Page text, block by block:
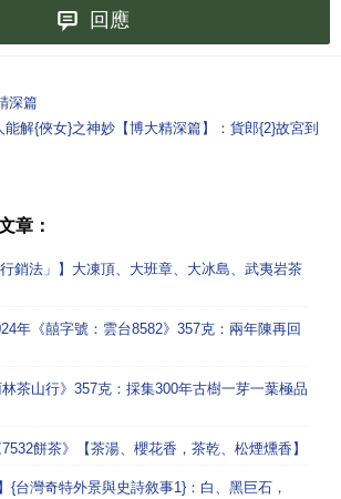
回應
深篇
能解{俠女}之神妙【博大精深篇】：貨郎{2}故宮到
章：
銷法」】大凍頂、大班章、大冰島、武夷岩茶
年《囍字號：雲台8582》357克：兩年陳再回
茶山行》357克：採集300年古樹一芽一葉極品
餅茶》【茶湯、櫻花香，茶乾、松煙燻香】
{台灣奇特外景與史詩敘事1}：白、黑巨石，